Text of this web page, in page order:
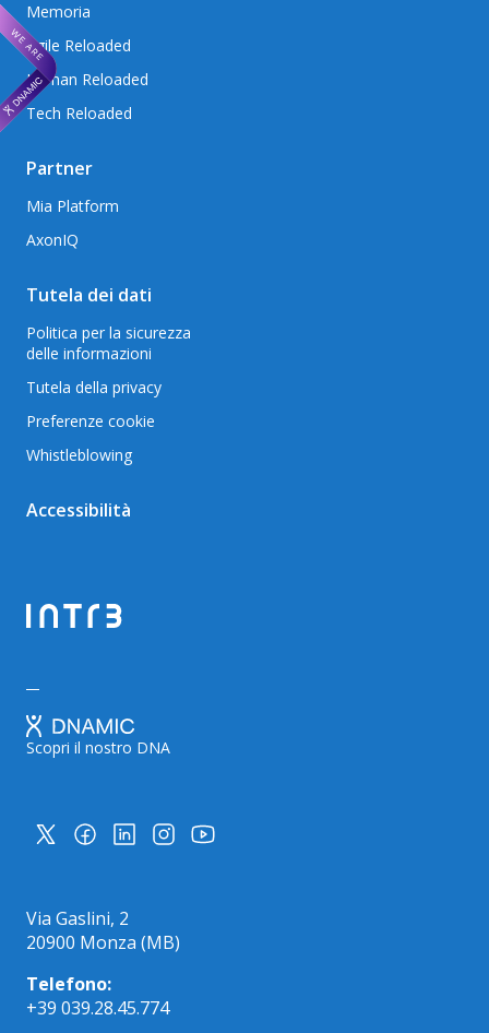
Memoria
Agile Reloaded
Human Reloaded
Tech Reloaded
Partner
Mia Platform
AxonIQ
Tutela dei dati
Politica per la sicurezza
delle informazioni
Tutela della privacy
Preferenze cookie
Whistleblowing
Accessibilità
Scopri il nostro DNA
Via Gaslini, 2
20900 Monza (MB)
Telefono:
+39 039.28.45.774